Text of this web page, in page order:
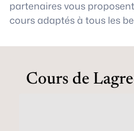
partenaires vous
cours adaptés à tous les
Cours de